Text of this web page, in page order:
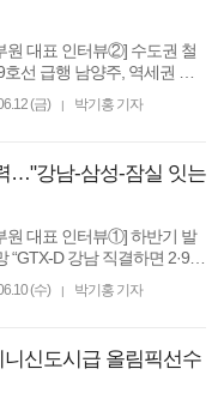
원 대표 인터뷰②] 수도권 철
선 급행 남양주, 역세권 단
5차 국가철
(금) | 박기홍 기자
…"강남-삼성-잠실 잇는
원 대표 인터뷰①] 하반기 발
D 강남 직결하면 2·9호
역·삼성역·잠실역을 지난다
(수) | 박기홍 기자
신도시급 올림픽선수